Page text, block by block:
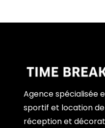
Agence spécialisée
sportif et location
réception et